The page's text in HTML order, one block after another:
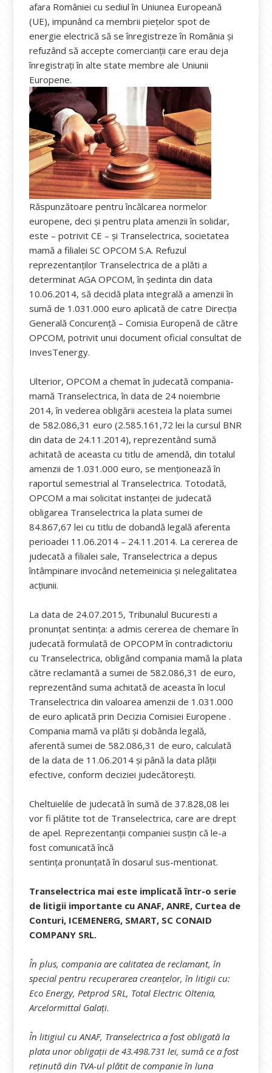
afara României cu sediul în Uniunea Europeană
(UE), impunând ca membrii pieţelor spot de
energie electrică să se înregistreze în România și
refuzând să accepte comercianţii care erau deja
înregistraţi în alte state membre ale Uniunii
Europene.
Răspunzătoare pentru încălcarea normelor
europene, deci și pentru plata amenzii în solidar,
este – potrivit CE – și Transelectrica, societatea
mamă a filialei SC OPCOM S.A. Refuzul
reprezentanților Transelectrica de a plăti a
determinat AGA OPCOM, în ședinta din data
10.06.2014, să decidă plata integrală a amenzii în
sumă de 1.031.000 euro aplicată de catre Direcția
Generală Concurență – Comisia Europenă de către
OPCOM, potrivit unui document oficial consultat de
InvesTenergy.
Ulterior, OPCOM a chemat în judecată compania-
mamă Transelectrica, în data de 24 noiembrie
2014, în vederea obligării acesteia la plata sumei
de 582.086,31 euro (2.585.161,72 lei la cursul BNR
din data de 24.11.2014), reprezentând sumă
achitată de aceasta cu titlu de amendă, din totalul
amenzii de 1.031.000 euro, se menționează în
raportul semestrial al Transelectrica. Totodată,
OPCOM a mai solicitat instanței de judecată
obligarea Transelectrica la plata sumei de
84.867,67 lei cu titlu de dobandă legală aferenta
perioadei 11.06.2014 – 24.11.2014. La cererea de
judecată a filialei sale, Transelectrica a depus
întâmpinare invocând netemeinicia și nelegalitatea
acțiunii.
La data de 24.07.2015, Tribunalul Bucuresti a
pronunțat sentința: a admis cererea de chemare în
judecată formulată de OPCOPM în contradictoriu
cu Transelectrica, obligând compania mamă la plata
către reclamantă a sumei de 582.086,31 de euro,
reprezentând suma achitată de aceasta în locul
Transelectrica din valoarea amenzii de 1.031.000
de euro aplicată prin Decizia Comisiei Europene .
Compania mamă va plăti și dobânda legală,
aferentă sumei de 582.086,31 de euro, calculată
de la data de 11.06.2014 şi până la data plăţii
efective, conform deciziei judecătorești.
Cheltuielile de judecată în sumă de 37.828,08 lei
vor fi plătite tot de Transelectrica, care are drept
de apel. Reprezentanții companiei susțin că le-a
fost comunicată încă
sentința pronunțată în dosarul sus-mentionat.
Transelectrica mai este implicată într-o serie
de litigii importante cu ANAF, ANRE, Curtea de
Conturi, ICEMENERG, SMART, SC CONAID
COMPANY SRL.
În plus, compania are calitatea de reclamant, în
special pentru recuperarea creanțelor, în litigii cu:
Eco Energy, Petprod SRL, Total Electric Oltenia,
Arcelormittal Galați.
În litigiul cu ANAF, Transelectrica a fost obligată la
plata unor obligații de 43.498.731 lei, sumă ce a fost
reținută din TVA-ul plătit de companie în luna